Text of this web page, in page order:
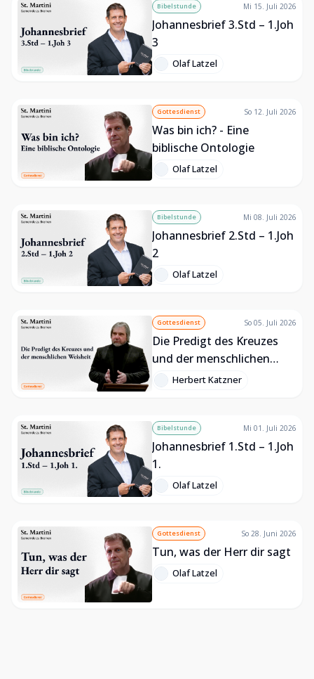
Bibelstunde Mi 15. Juli 2026
Johannesbrief 3.Std – 1.Joh
3
Olaf Latzel
Gottesdienst So 12. Juli 2026
Was bin ich? - Eine
biblische Ontologie
Olaf Latzel
Bibelstunde Mi 08. Juli 2026
Johannesbrief 2.Std – 1.Joh
2
Olaf Latzel
Gottesdienst So 05. Juli 2026
Die Predigt des Kreuzes
und der menschlichen
Weisheit
Herbert Katzner
Bibelstunde Mi 01. Juli 2026
Johannesbrief 1.Std – 1.Joh
1.
Olaf Latzel
Gottesdienst So 28. Juni 2026
Tun, was der Herr dir sagt
Olaf Latzel